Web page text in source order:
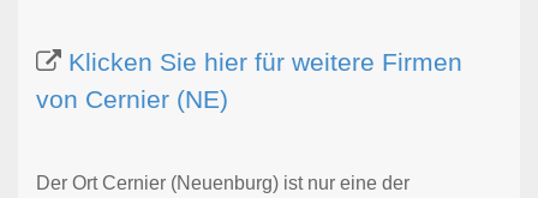
Klicken Sie hier für weitere Firmen
von Cernier (NE)
Der Ort Cernier (Neuenburg) ist nur eine der